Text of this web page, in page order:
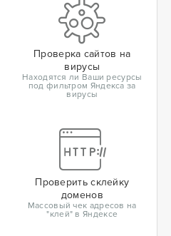
Проверка сайтов на
вирусы
Находятся ли Ваши ресурсы
под фильтром Яндекса за
вирусы
Проверить склейку
доменов
Массовый чек адресов на
"клей" в Яндексе